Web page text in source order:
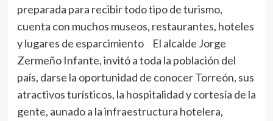
preparada para recibir todo tipo de turismo,
cuenta con muchos museos, restaurantes, hoteles
y lugares de esparcimiento El alcalde Jorge
Zermeño Infante, invitó a toda la población del
país, darse la oportunidad de conocer Torreón, sus
atractivos turísticos, la hospitalidad y cortesía de la
gente, aunado a la infraestructura hotelera,